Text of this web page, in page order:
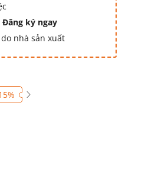
Đăng ký ngay
nhà sản xuất